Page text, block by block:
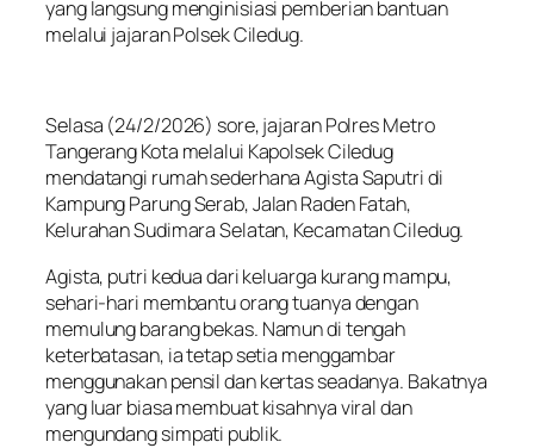
yang langsung menginisiasi pemberian bantuan
melalui jajaran Polsek Ciledug.
Selasa (24/2/2026) sore, jajaran Polres Metro
Tangerang Kota melalui Kapolsek Ciledug
mendatangi rumah sederhana Agista Saputri di
Kampung Parung Serab, Jalan Raden Fatah,
Kelurahan Sudimara Selatan, Kecamatan Ciledug.
Agista, putri kedua dari keluarga kurang mampu,
sehari-hari membantu orang tuanya dengan
memulung barang bekas. Namun di tengah
keterbatasan, ia tetap setia menggambar
menggunakan pensil dan kertas seadanya. Bakatnya
yang luar biasa membuat kisahnya viral dan
mengundang simpati publik.